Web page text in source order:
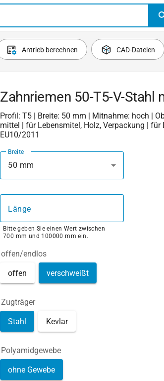
Antrieb berechnen CAD-Dateien
Zahnriemen 50-T5-V-Stahl
Profil: T5 | Breite: 50 mm | Mitnahme: hoch |
mittel | für Lebensmitel, Holz, Verpackung |
EU10/2011
Breite
50 mm
Länge
Bitte geben Sie einen Wert zwischen
700 mm und 100000 mm ein.
offen/endlos
offen verschweißt
Zugträger
Stahl Kevlar
Polyamidgewebe
ohne Gewebe